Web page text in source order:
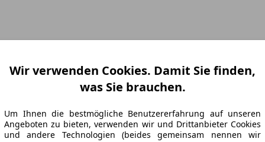
Wir verwenden Cookies. Damit Sie finden,
was Sie brauchen.
Um Ihnen die bestmögliche Benutzererfahrung auf unseren
Angeboten zu bieten, verwenden wir und Drittanbieter Cookies
und andere Technologien (beides gemeinsam nennen wir